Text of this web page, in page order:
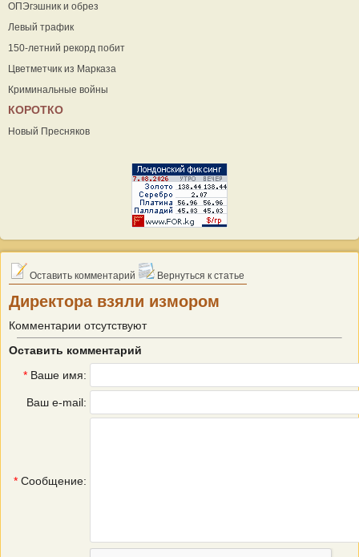
ОПЭгэшник и обрез
Левый трафик
150-летний рекорд побит
Цветметчик из Марказа
Криминальные войны
КОРОТКО
Новый Пресняков
Оставить комментарий Вернуться к статье
Директора взяли измором
Комментарии отсутствуют
Оставить комментарий
* Ваше имя:
Ваш e-mail:
* Сообщение: